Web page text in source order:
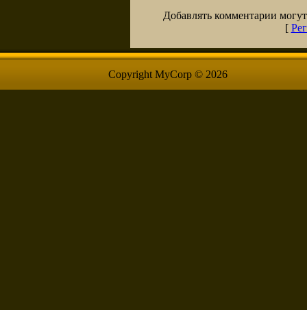
Добавлять комментарии
[
Copyright MyCorp © 2026